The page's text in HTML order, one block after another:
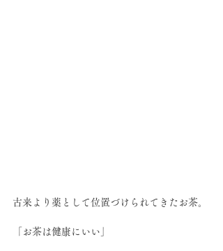
古来より薬として位置づけられてきたお茶。
「お茶は健康にいい」